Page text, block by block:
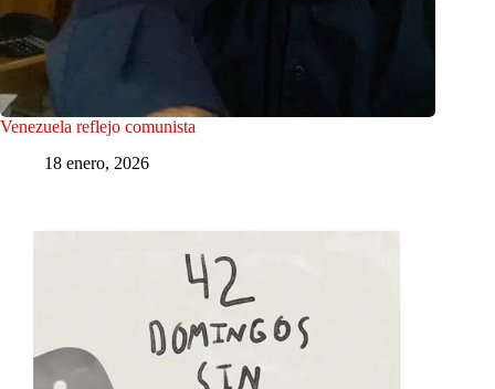
Venezuela reflejo comunista
18 enero, 2026